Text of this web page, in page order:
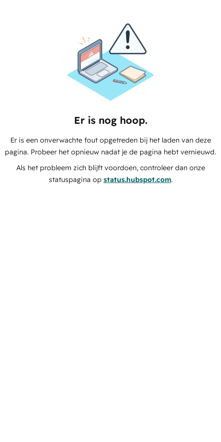
Er is nog hoop.
Er is een onverwachte fout opgetreden bij het laden van deze
pagina. Probeer het opnieuw nadat je de pagina hebt vernieuwd.
Als het probleem zich blijft voordoen, controleer dan onze
statuspagina op status.hubspot.com.